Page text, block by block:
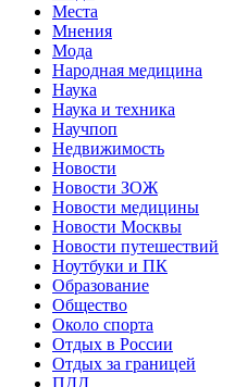
Места
Мнения
Мода
Народная медицина
Наука
Наука и техника
Научпоп
Недвижимость
Новости
Новости ЗОЖ
Новости медицины
Новости Москвы
Новости путешествий
Ноутбуки и ПК
Образование
Общество
Около спорта
Отдых в России
Отдых за границей